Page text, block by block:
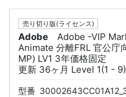
売り切り版(ライセンス)
Adobe
Adobe -VIP
Animate 分離FRL 官公庁
MP) LV1 3年価格固定
更新 36ヶ月 Level 1(1 - 9)
型番